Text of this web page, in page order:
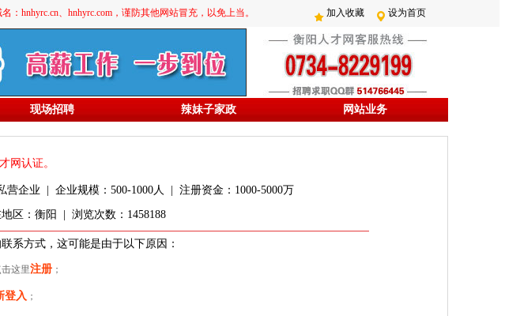
hnhyrc.cn、hnhyrc.com，谨防其他网站冒充，以免上当。 加入收藏 设为首页
现场招聘 辣妹子家政 网站业务
网认证。
营企业 | 企业规模：500-1000人 | 注册资金：1000-5000万
区：衡阳 | 浏览次数：1458188
系方式，这可能是由于以下原因：
这里注册；
登入 ；